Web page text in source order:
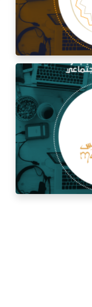
السفرة الذهبية
مندي ليشس